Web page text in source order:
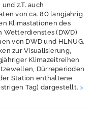
z.T. auch
von ca. 80 langjährig
Klimastationen des
Wetterdienstes (DWD)
von DWD und HLNUG.
zur Visualisierung,
Klimazeitreihen
Dürreperioden
Station enthaltene
Tag) dargestellt.